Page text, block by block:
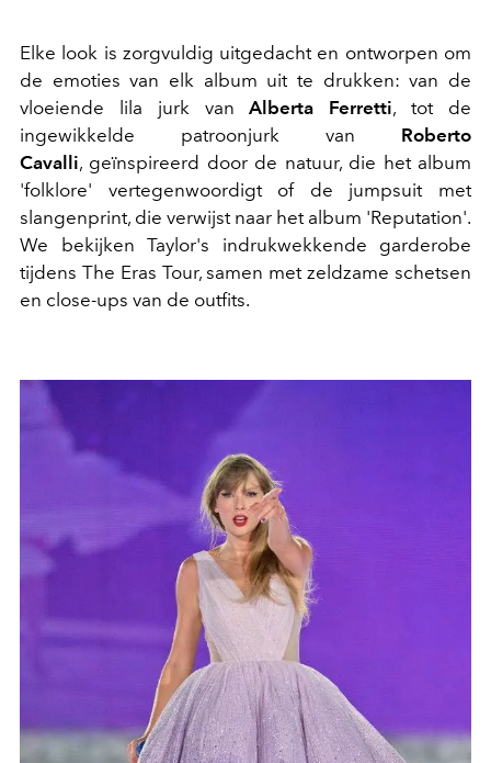
Elke look is zorgvuldig uitgedacht en ontworpen om
de emoties van elk album uit te drukken: van de
vloeiende lila jurk vanAlberta Ferretti, tot de
ingewikkelde patroonjurk van Roberto
Cavalli, geïnspireerd door de natuur, die het album
'folklore' vertegenwoordigt of de jumpsuit met
slangenprint, die verwijst naar het album 'Reputation'.
We bekijken Taylor's indrukwekkende garderobe
tijdens The Eras Tour, samen met zeldzame schetsen
en close-ups van de outfits.